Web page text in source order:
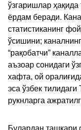
ўзгаришлар ҳақида
ёрдам беради.
статистиканинг
ўсишини;
“рақобатчи”
аъзоар сонидаги
хафта, ой
эса ўзбек
рукнларга
Булардан ташқари